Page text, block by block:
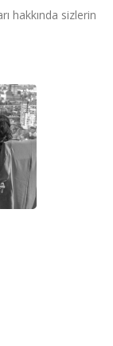
hakkında sizlerin